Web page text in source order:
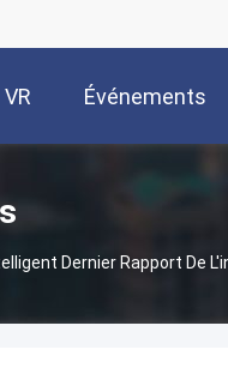
VR Événements
Dernier Rapport De